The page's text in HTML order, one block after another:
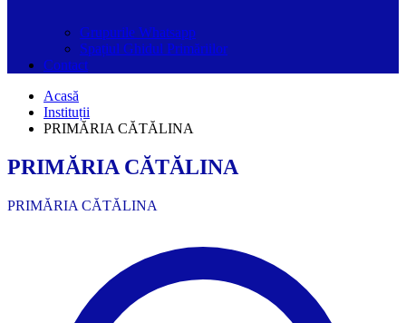
Grupurile Whatsapp
Spațiul Ghidul Primăriilor
Contact
Acasă
Instituții
PRIMĂRIA CĂTĂLINA
PRIMĂRIA CĂTĂLINA
PRIMĂRIA CĂTĂLINA